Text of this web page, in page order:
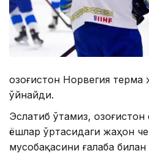
Қозоғистон Норвегия
ўйнайди.
Эслатиб ўтамиз,
ёшлар ўртасидаги жаҳон
мусобақасини ғалаба